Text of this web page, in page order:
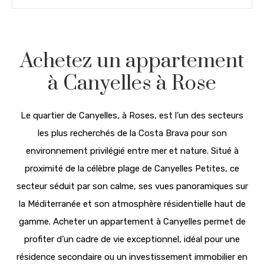
Achetez un appartement
à Canyelles à Rose
Le quartier de Canyelles, à Roses, est l’un des secteurs
les plus recherchés de la Costa Brava pour son
environnement privilégié entre mer et nature. Situé à
proximité de la célèbre plage de Canyelles Petites, ce
secteur séduit par son calme, ses vues panoramiques sur
la Méditerranée et son atmosphère résidentielle haut de
gamme. Acheter un appartement à Canyelles permet de
profiter d’un cadre de vie exceptionnel, idéal pour une
résidence secondaire ou un investissement immobilier en